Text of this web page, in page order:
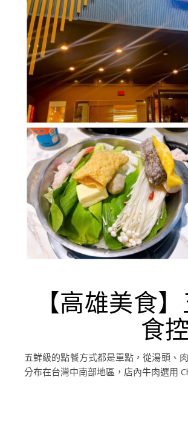
【高雄美食
食
五鮮級的點餐方式都是單點，從湯頭、
分布在台灣中南部地區，店內牛肉選用